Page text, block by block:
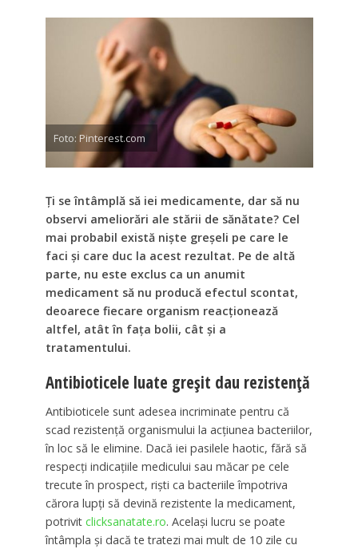
Foto: Pinterest.com
Ţi se întâmplă să iei medicamente, dar să nu
observi ameliorări ale stării de sănătate? Cel
mai probabil există nişte greşeli pe care le
faci şi care duc la acest rezultat. Pe de altă
parte, nu este exclus ca un anumit
medicament să nu producă efectul scontat,
deoarece fiecare organism reacţionează
altfel, atât în faţa bolii, cât şi a
tratamentului.
Antibioticele luate greşit dau rezistenţă
Antibioticele sunt adesea incriminate pentru că
scad rezistenţă organismului la acţiunea bacteriilor,
în loc să le elimine. Dacă iei pasilele haotic, fără să
respecţi indicaţiile medicului sau măcar pe cele
trecute în prospect, rişti ca bacteriile împotriva
cărora lupţi să devină rezistente la medicament,
potrivit clicksanatate.ro. Acelaşi lucru se poate
întâmpla şi dacă te tratezi mai mult de 10 zile cu